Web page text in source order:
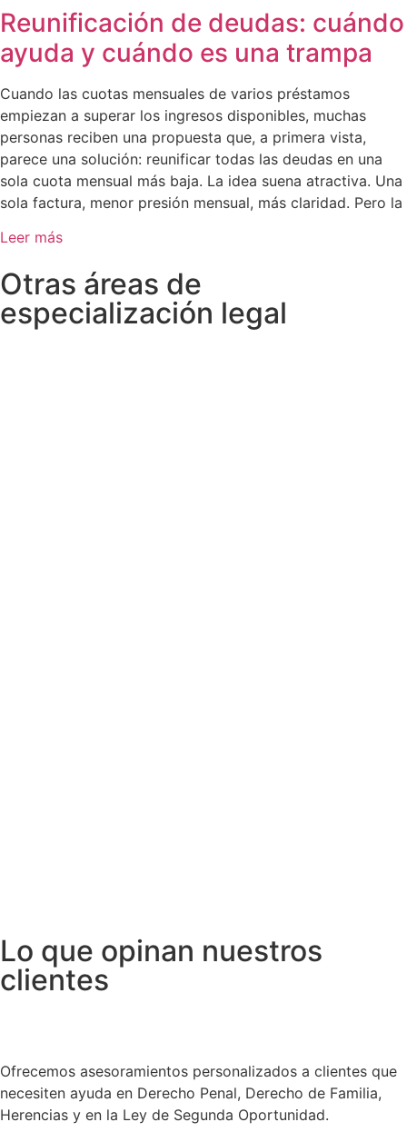
Reunificación de deudas: cuándo
ayuda y cuándo es una trampa
Cuando las cuotas mensuales de varios préstamos
empiezan a superar los ingresos disponibles, muchas
personas reciben una propuesta que, a primera vista,
parece una solución: reunificar todas las deudas en una
sola cuota mensual más baja. La idea suena atractiva. Una
sola factura, menor presión mensual, más claridad. Pero la
Leer más
Otras áreas de
especialización legal
Lo que opinan nuestros
clientes
Ofrecemos asesoramientos personalizados a clientes que
necesiten ayuda en Derecho Penal, Derecho de Familia,
Herencias y en la Ley de Segunda Oportunidad.